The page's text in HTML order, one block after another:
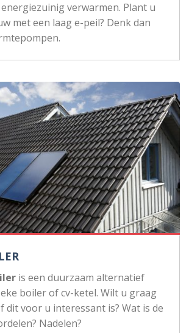
verwarmen. Plant u
met een laag e-peil? Denk dan
is een duurzaam alternatief
boiler of cv-ketel. Wilt u graag
dit voor u interessant is? Wat is de
Nadelen?